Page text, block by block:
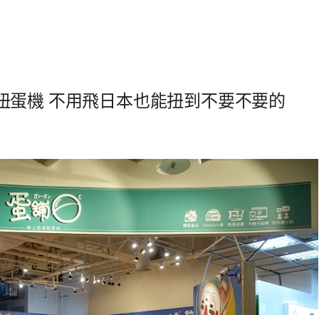
蛋機 不用飛日本也能扭到不要不要的